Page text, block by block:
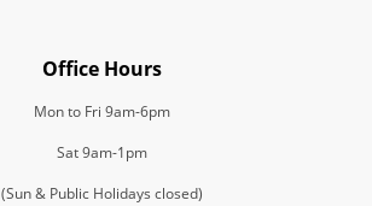
Office Hours
Mon to Fri 9am-6pm
Sat 9am-1pm
(Sun & Public Holidays closed)